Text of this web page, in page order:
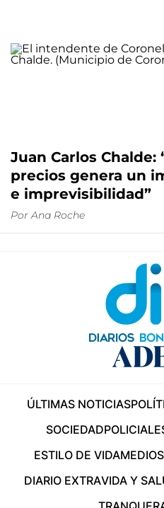
Juan Carlos Chalde:
precios genera un
e imprevisibilidad”
Por Ana Roche
ÚLTIMAS NOTICIAS
SOCIEDAD
ESTILO DE VIDAMEDIOS
DIARIO EXTRAVIDA Y